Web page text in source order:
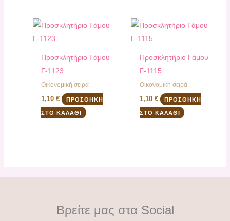
Προσκλητήριο Γάμου
Γ-1123
Οικονομική σειρά
1,10€ ΠΡΟΣΘΉΚΗ
ΣΤΟ ΚΑΛΆΘΙ
Προσκλητήριο Γάμου
Γ-1115
Οικονομική σειρά
1,10 € ΠΡΟΣΘΉΚΗ
ΣΤΟ ΚΑΛΆΘΙ
Βρείτε μας στα Social